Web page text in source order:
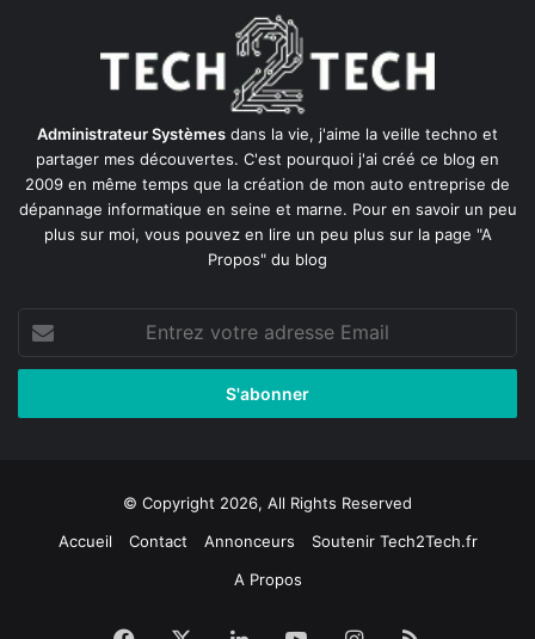
Administrateur Systèmes dans la vie, j'aime la veille techno et
partager mes découvertes. C'est pourquoi j'ai créé ce blog en
2009 en même temps que la création de mon auto entreprise de
dépannage informatique en seine et marne. Pour en savoir un peu
plus sur moi, vous pouvez en lire un peu plus sur la page "A
Propos" du blog
Entrez
votre
adresse
© Copyright 2026, All Rights Reserved
Accueil
Contact Annonceurs
Soutenir Tech2Tech.fr
A Propos